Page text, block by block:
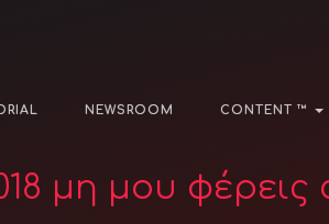
NEWSROOM CONTENT ™
μη μου